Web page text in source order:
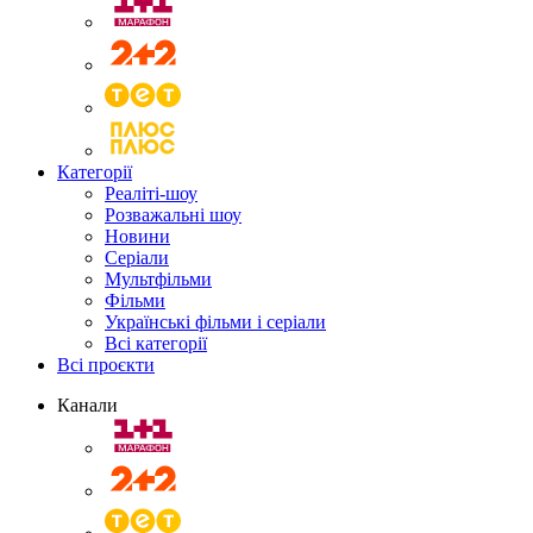
Категорії
Реаліті-шоу
Розважальні шоу
Новини
Серіали
Мультфільми
Фільми
Українські фільми і серіали
Всі категорії
Всі проєкти
Канали